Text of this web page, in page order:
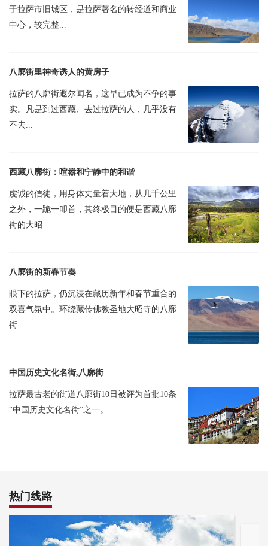
于拉萨市旧城区，是拉萨著名的转经道和商业
中心，较完整...
八廓街里神奇诱人的黄房子
拉萨的八廓街遐尔闻名，这早已成为不争的事
实。凡是到过西藏、去过拉萨的人，几乎没有
不去...
西藏八廓街：喧嚣和宁静中的和谐
虔诚的信徒，用身体丈量着大地，从几千公里
之外，一跪一叩首，其终极目的便是西藏八廓
街的大昭...
八廓街的新春节奏
眼下的拉萨，仍沉浸在藏历新年和春节重合的
双喜气氛中。环绕藏传佛教圣地大昭寺的八廓
街...
中国历史文化名街,八廓街
拉萨最古老的街道八廓街10日被评为首批10条
“中国历史文化名街”之一。...
热门线路